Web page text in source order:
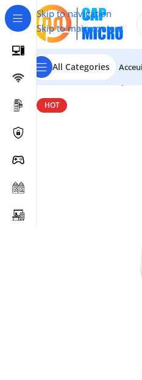
Skip to navigation
Skip to main content
All Categories
Accueil/INFORMATIQUE
HOT